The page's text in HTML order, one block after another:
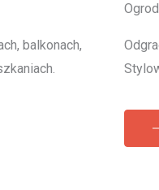
balkonach,